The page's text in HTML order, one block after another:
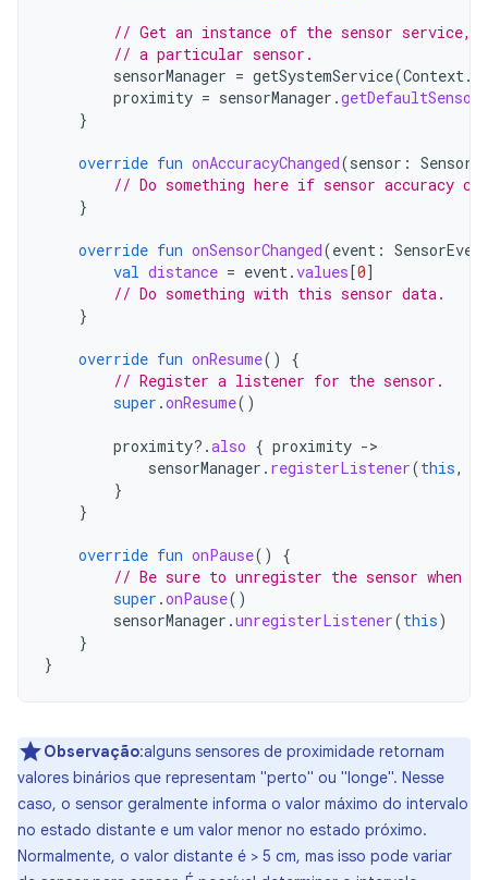
// Get an instance of the sensor service,
// a particular sensor.
sensorManager = getSystemService(Context.
proximity = sensorManager .getDefaultSensor
}
override fun onAccuracyChanged(sensor : Sensor
// Do something here if sensor accuracy
}
override fun onSensorChanged(event :
val distance = event.values[0]
// Do something with this sensor data.
}
override fun onResume()
{
// Register a listener for the sensor.
super .onResume()
proximity?.also { proximity -
sensorManager . registerListener(this,
}
}
override fun onPause()
{
// Be sure to unregister the sensor when
super .onPause()
sensorManager .unregisterListener(this)
}
}
Observação:alguns sensores de proximidade retornam
valores binários que representam "perto" ou "longe". Nesse
caso, o sensor geralmente informa o valor máximo do intervalo
no estado distante e um valor menor no estado próximo.
Normalmente, o valor distante é > 5 cm, mas isso pode variar